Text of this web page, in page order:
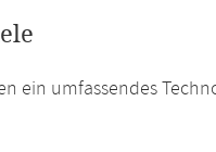
ein umfassendes